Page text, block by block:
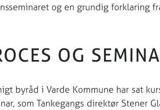
og en grundig forklaring
OG
byråd i Varde Kommune har sat
som Tankegangs direktør Stener